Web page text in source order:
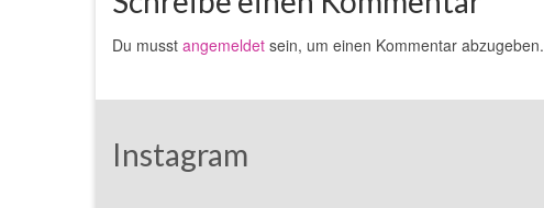
Du musst angemeldet sein, um einen Kommentar abzugeben.
Instagram